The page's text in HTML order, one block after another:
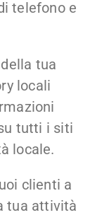
telefono e
tua
locali
tutti i siti
locale.
clienti a
tua attività